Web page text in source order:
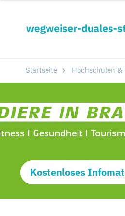
Startseite Hochschulen &
Kostenloses